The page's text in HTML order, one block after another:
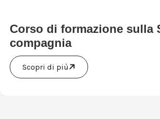
Corso di formazione sulla
compagnia
Scopri di più